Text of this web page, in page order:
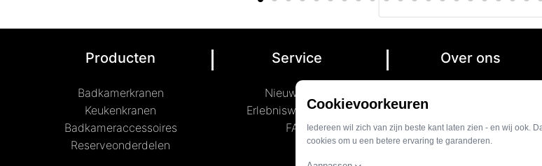
Producten
Badkamerkranen
Keukenkranen
Badkameraccessoires
Reserveonderdelen
Service
Nieuwe site
Erlebniswelt Küche
FAQ
Over ons
Contact